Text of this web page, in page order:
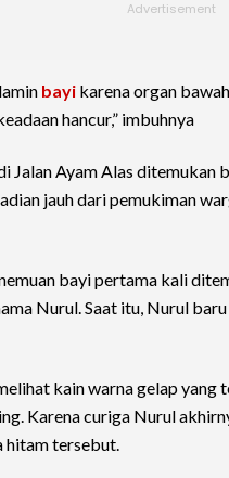
bayi karena organ
hancur,” imbuhnya
Jalan Ayam Alas ditemukan
jauh dari pemukiman
bayi pertama kali
Nurul. Saat itu, Nurul
kain warna gelap
Karena curiga Nurul
hitam tersebut.